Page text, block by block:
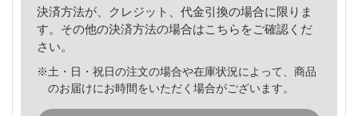
決済方法が、クレジット、代金引換の場合に限りま
す。その他の決済方法の場合はこちら をご確認くだ
さい。
※土・日・祝日の注文の場合や在庫状況によって、商品
のお届けにお時間をいただく場合がございます。